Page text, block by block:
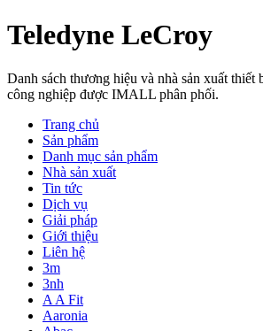
Teledyne LeCroy
Danh sách thương hiệu và nhà sản xuất thiết
công nghiệp được IMALL phân phối.
Trang chủ
Sản phẩm
Danh mục sản phẩm
Nhà sản xuất
Tin tức
Dịch vụ
Giải pháp
Giới thiệu
Liên hệ
3m
3nh
A A Fit
Aaronia